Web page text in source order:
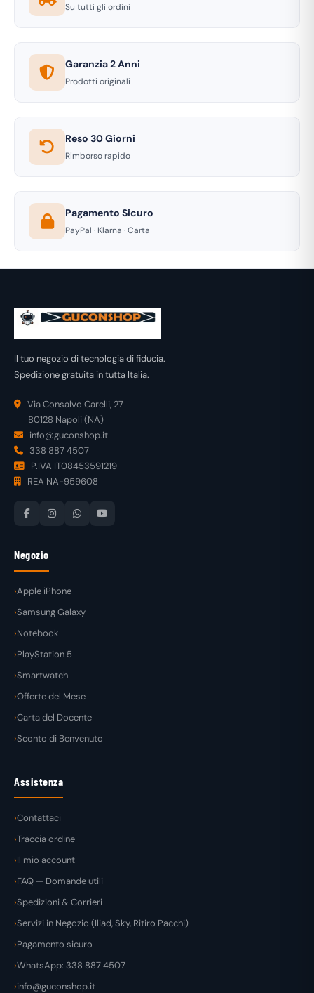
Su tutti gli ordini
Garanzia 2 Anni
Prodotti originali
Reso 30 Giorni
Rimborso rapido
Pagamento Sicuro
PayPal · Klarna · Carta
Il tuo negozio di tecnologia di fiducia.
Spedizione gratuita in tutta Italia.
Via Consalvo Carelli, 27
80128 Napoli (NA)
info@guconshop.it
338 887 4507
P.IVA IT08453591219
REA NA-959608
Negozio
Apple iPhone
Samsung Galaxy
Notebook
PlayStation 5
Smartwatch
Offerte del Mese
Carta del Docente
Sconto di Benvenuto
Assistenza
Contattaci
Traccia ordine
Il mio account
FAQ — Domande utili
Spedizioni & Corrieri
Servizi in Negozio (Iliad, Sky, Ritiro Pacchi)
Pagamento sicuro
WhatsApp: 338 887 4507
info@guconshop.it